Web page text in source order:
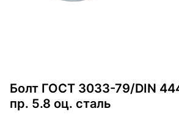
Болт ГОСТ 3033-79/DIN
пр. 5.8 оц. сталь